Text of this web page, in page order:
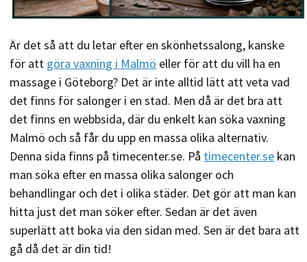
Är det så att du letar efter en skönhetssalong, kanske
för att göra vaxning i Malmö eller för att du vill ha en
massage i Göteborg? Det är inte alltid lätt att veta vad
det finns för salonger i en stad. Men då är det bra att
det finns en webbsida, där du enkelt kan söka vaxning
Malmö och så får du upp en massa olika alternativ.
Denna sida finns på timecenter.se. På timecenter.se kan
man söka efter en massa olika salonger och
behandlingar och det i olika städer. Det gör att man kan
hitta just det man söker efter. Sedan är det även
superlätt att boka via den sidan med. Sen är det bara att
gå då det är din tid!